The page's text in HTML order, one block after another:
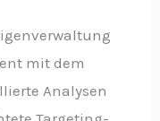
mit dem
Analysen